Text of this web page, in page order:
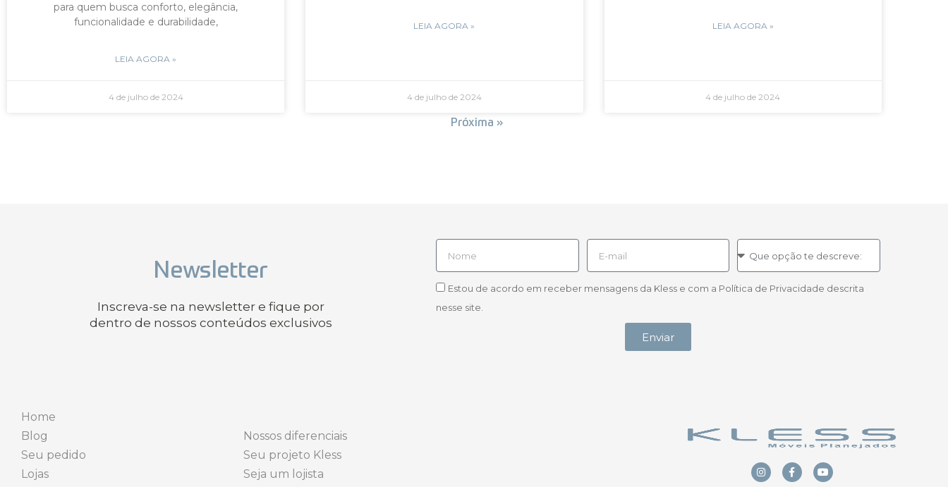
para quem busca conforto, elegância,
funcionalidade e durabilidade,
LEIA AGORA »
4 de julho de 2024
LEIA AGORA »
4 de julho de 2024
LEIA AGORA »
4 de julho de 2024
Próxima »
Newsletter
Inscreva-se na newsletter e fique por
dentro de nossos conteúdos exclusivos
Estou de acordo em receber mensagens da Kless e com a Política de Privacidade descrita
nesse site.
Enviar
Home
Blog
Seu pedido
Lojas
Nossos diferenciais
Seu projeto Kless
Seja um lojista